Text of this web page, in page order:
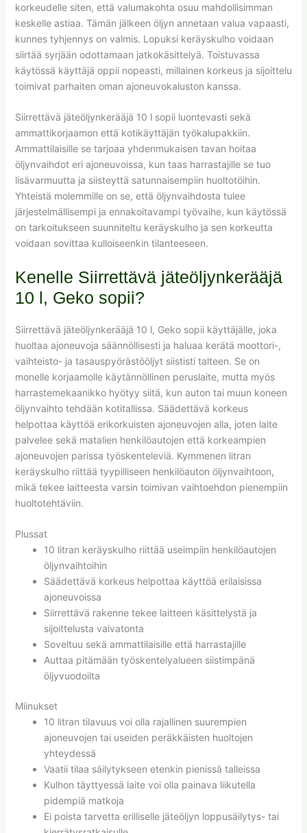
korkeudelle siten, että valumakohta osuu mahdollisimman
keskelle astiaa. Tämän jälkeen öljyn annetaan valua vapaasti,
kunnes tyhjennys on valmis. Lopuksi keräyskulho voidaan
siirtää syrjään odottamaan jatkokäsittelyä. Toistuvassa
käytössä käyttäjä oppii nopeasti, millainen korkeus ja sijoittelu
toimivat parhaiten oman ajoneuvokaluston kanssa.
Siirrettävä jäteöljynkerääjä 10 l sopii luontevasti sekä
ammattikorjaamon että kotikäyttäjän työkalupakkiin.
Ammattilaisille se tarjoaa yhdenmukaisen tavan hoitaa
öljynvaihdot eri ajoneuvoissa, kun taas harrastajille se tuo
lisävarmuutta ja siisteyttä satunnaisempiin huoltotöihin.
Yhteistä molemmille on se, että öljynvaihdosta tulee
järjestelmällisempi ja ennakoitavampi työvaihe, kun käytössä
on tarkoitukseen suunniteltu keräyskulho ja sen korkeutta
voidaan sovittaa kulloiseenkin tilanteeseen.
Kenelle Siirrettävä jäteöljynkerääjä
10 l, Geko sopii?
Siirrettävä jäteöljynkerääjä 10 l, Geko sopii käyttäjälle, joka
huoltaa ajoneuvoja säännöllisesti ja haluaa kerätä moottori-,
vaihteisto- ja tasauspyörästööljyt siististi talteen. Se on
monelle korjaamolle käytännöllinen peruslaite, mutta myös
harrastemekaanikko hyötyy siitä, kun auton tai muun koneen
öljynvaihto tehdään kotitallissa. Säädettävä korkeus
helpottaa käyttöä erikorkuisten ajoneuvojen alla, joten laite
palvelee sekä matalien henkilöautojen että korkeampien
ajoneuvojen parissa työskenteleviä. Kymmenen litran
keräyskulho riittää tyypilliseen henkilöauton öljynvaihtoon,
mikä tekee laitteesta varsin toimivan vaihtoehdon pienempiin
huoltotehtäviin.
Plussat
10 litran keräyskulho riittää useimpiin henkilöautojen
öljynvaihtoihin
Säädettävä korkeus helpottaa käyttöä erilaisissa
ajoneuvoissa
Siirrettävä rakenne tekee laitteen käsittelystä ja
sijoittelusta vaivatonta
Soveltuu sekä ammattilaisille että harrastajille
Auttaa pitämään työskentelyalueen siistimpänä
öljyvuodoilta
Miinukset
10 litran tilavuus voi olla rajallinen suurempien
ajoneuvojen tai useiden peräkkäisten huoltojen
yhteydessä
Vaatii tilaa säilytykseen etenkin pienissä talleissa
Kulhon täyttyessä laite voi olla painava liikutella
pidempiä matkoja
Ei poista tarvetta erilliselle jäteöljyn loppusäilytys- tai